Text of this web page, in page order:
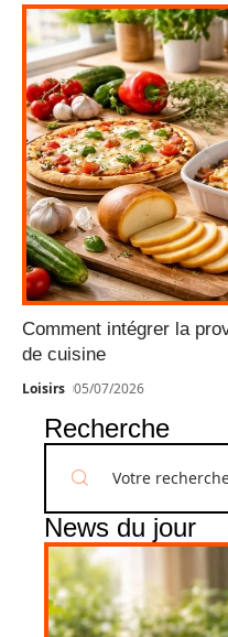
Comment intégrer la
de cuisine
Loisirs 05/07/2026
Recherche
News du jour